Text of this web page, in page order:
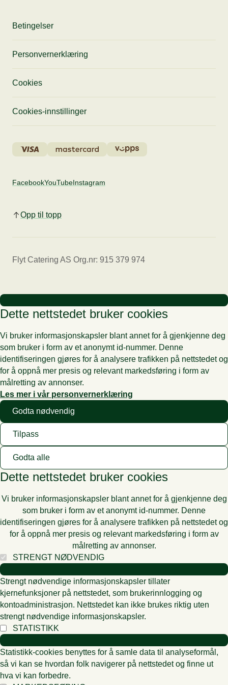
Betingelser
Personvernerklæring
Cookies
Cookies-innstillinger
FacebookYouTubeInstagram
Opp til topp
Flyt Catering AS Org.nr: 915 379 974
Dette nettstedet bruker cookies
Vi bruker informasjonskapsler blant annet for å gjenkjenne deg
som bruker i form av et anonymt id-nummer. Denne
identifiseringen gjøres for å analysere trafikken på nettstedet og
for å oppnå mer presis og relevant markedsføring i form av
målretting av annonser.
Les mer i vår personvernerklæring
Godta nødvendig
Tilpass
Godta alle
Dette nettstedet bruker cookies
Vi bruker informasjonskapsler blant annet for å gjenkjenne deg
som bruker i form av et anonymt id-nummer. Denne
identifiseringen gjøres for å analysere trafikken på nettstedet og
for å oppnå mer presis og relevant markedsføring i form av
målretting av annonser.
STRENGT NØDVENDIG
Strengt nødvendige informasjonskapsler tillater
kjernefunksjoner på nettstedet, som brukerinnlogging og
kontoadministrasjon. Nettstedet kan ikke brukes riktig uten
strengt nødvendige informasjonskapsler.
STATISTIKK
Statistikk-cookies benyttes for å samle data til analyseformål,
så vi kan se hvordan folk navigerer på nettstedet og finne ut
hva vi kan forbedre.